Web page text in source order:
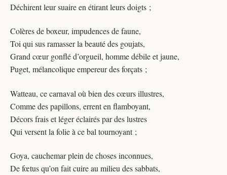
Déchirent leur suaire en étirant leurs doigts ;
Colères de boxeur, impudences de faune,
Toi qui sus ramasser la beauté des goujats,
Grand cœur gonflé d’orgueil, homme débile et jaune,
Puget, mélancolique empereur des forçats ;
Watteau, ce carnaval où bien des cœurs illustres,
Comme des papillons, errent en flamboyant,
Décors frais et léger éclairés par des lustres
Qui versent la folie à ce bal tournoyant ;
Goya, cauchemar plein de choses inconnues,
De fœtus qu’on fait cuire au milieu des sabbats,